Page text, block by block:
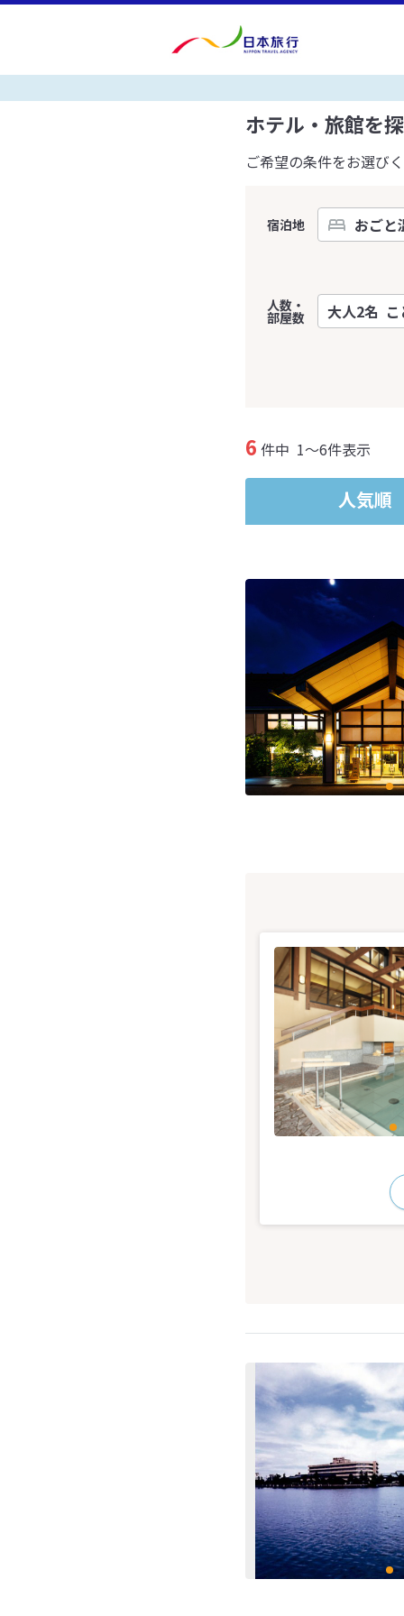
ホテル・旅館を
ご希望の条件をお選び
宿泊地
人数・
部屋数
6 件中 1～6件表示
人気順